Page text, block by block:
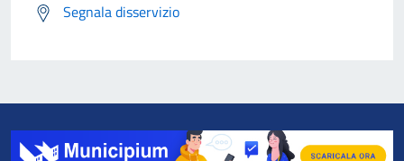
Segnala disservizio